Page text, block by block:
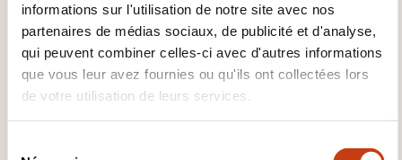
informations sur l'utilisation de notre site avec nos
partenaires de médias sociaux, de publicité et d'analyse,
qui peuvent combiner celles-ci avec d'autres informations
que vous leur avez fournies ou qu'ils ont collectées lors
de votre utilisation de leurs services.
CES FORMATIONS POURRAIENT
VOUS INTÉRESSER